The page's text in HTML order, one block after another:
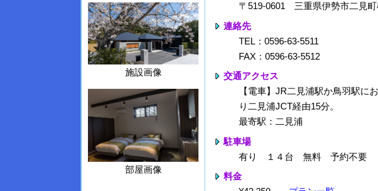
施設画像
部屋画像
〒519-0601 三重県伊勢市二見
連絡先
TEL：0596-63-5511
FAX：0596-63-5512
交通アクセス
【電車】JR二見浦駅か鳥羽駅に
り二見浦JCT経由15分。
最寄駅：二見浦
駐車場
有り １４台 無料 予約不要
料金